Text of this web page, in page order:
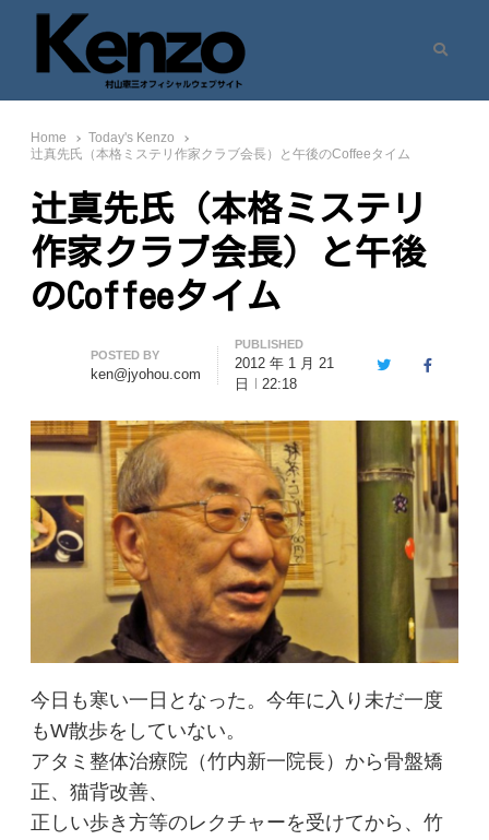
七転八起 – 村山憲三 Official Site
村山憲三ウェブサイト
Home
Today's Kenzo
辻真先氏（本格ミステリ作家クラブ会長）と午後のCoffeeタイム
辻真先氏（本格ミステリ
作家クラブ会長）と午後
のCoffeeタイム
Author
POSTED BY
ken@jyohou.com
PUBLISHED
2012 年 1 月 21
日
22:18
TwitterFacebook
今日も寒い一日となった。今年に入り未だ一度
もW散歩をしていない。
アタミ整体治療院（竹内新一院長）から骨盤矯
正、猫背改善、
正しい歩き方等のレクチャーを受けてから、竹